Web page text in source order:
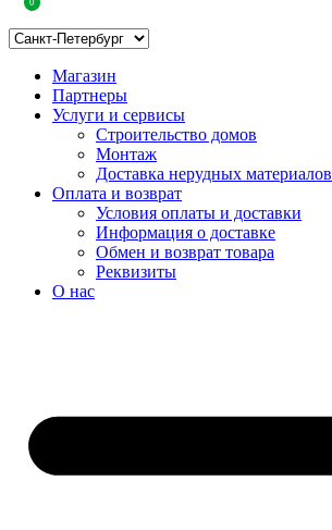
Магазин
Партнеры
Услуги и сервисы
Строительство домов
Монтаж
Доставка нерудных материалов
Оплата и возврат
Условия оплаты и доставки
Информация о доставке
Обмен и возврат товара
Реквизиты
О нас
0